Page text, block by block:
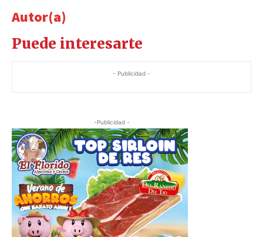
Autor(a)
Puede interesarte
- Publicidad -
-Publicidad -